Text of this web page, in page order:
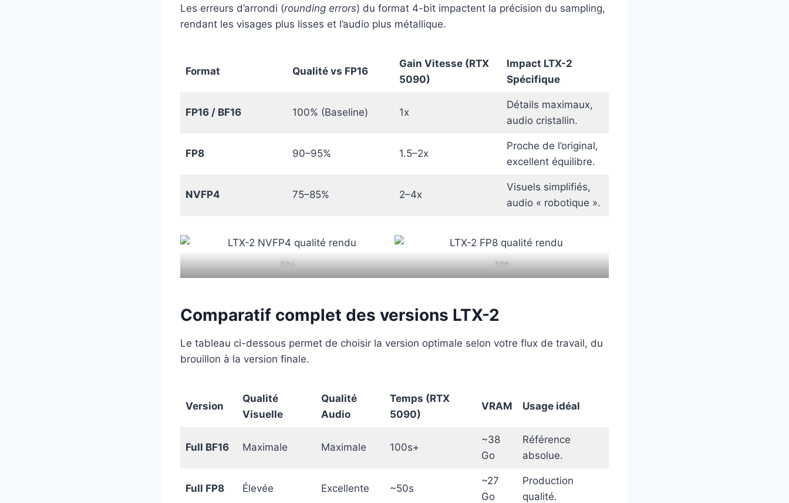
Les erreurs d’arrondi (rounding errors) du format 4-bit impactent la précision du sampling,
rendant les visages plus lisses et l’audio plus métallique.
Format Qualité vs FP16
Gain Vitesse (RTX
5090)
Impact LTX-2
Spécifique
FP16 / BF16 100% (Baseline) 1x
Détails maximaux,
audio cristallin.
FP8 90–95% 1.5–2x
Proche de l’original,
excellent équilibre.
NVFP4 75–85% 2–4x
Visuels simplifiés,
audio « robotique ».
FP4 FP8
Comparatif complet des versions LTX-2
Le tableau ci-dessous permet de choisir la version optimale selon votre flux de travail, du
brouillon à la version finale.
Version
Qualité
Visuelle
Qualité
Audio
Temps (RTX
5090)
VRAM Usage idéal
Full BF16 Maximale Maximale 100s+
~38
Go
Référence
absolue.
Full FP8 Élevée Excellente ~50s
~27
Go
Production
qualité.